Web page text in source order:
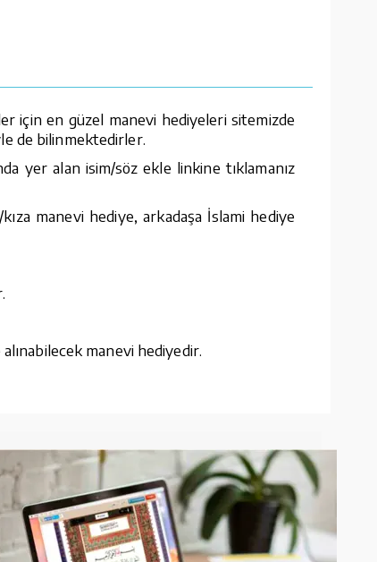
için en güzel manevi hediyeleri sitemizde
de bilinmektedirler.
yer alan isim/söz ekle linkine tıklamanız
manevi hediye, arkadaşa İslami hediye
manevi hediyedir.